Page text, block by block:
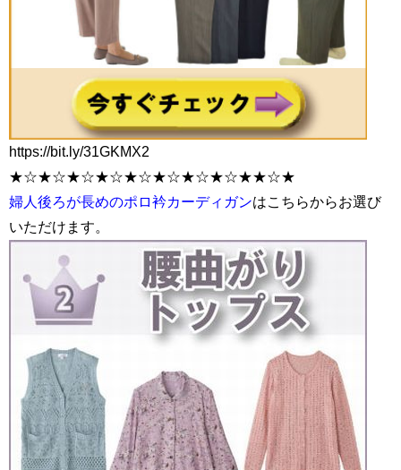
https://bit.ly/31GKMX2
★☆★☆★☆★☆★☆★☆★☆★☆★★☆★
婦人後ろが長めのポロ衿カーディガンはこちらからお選び
いただけます。